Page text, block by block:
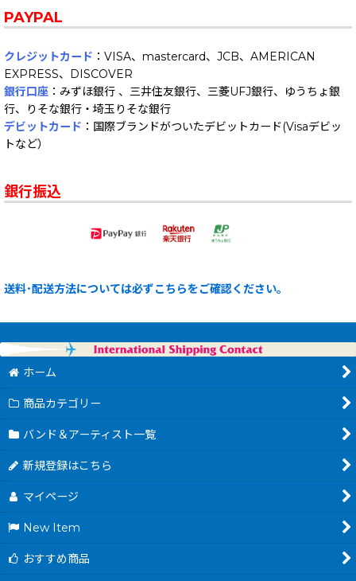
PAYPAL
クレジットカード ：VISA、mastercard、JCB、AMERICAN
EXPRESS、DISCOVER
銀行口座 ：みずほ銀行 、三井住友銀行、三菱UFJ銀行、ゆうちょ銀
行、りそな銀行・埼玉りそな銀行
デビットカード ：国際ブランドがついたデビットカード(Visaデビッ
トなど）
銀行振込
送料･配送方法については必ずこちらをご確認ください。
ホーム
商品カテゴリー
バンド＆アーティスト一覧
新規登録はこちら
マイページ
New Item
おすすめ商品